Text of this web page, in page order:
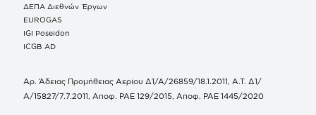
ΔΕΠΑ Διεθνών Έργων
EUROGAS
IGI Poseidon
ICGB AD
Αρ. Άδειας Προμήθειας Αερίου Δ1/Α/26859/18.1.2011, Α.Τ. Δ1/
Α/15827/7.7.2011, Αποφ. ΡΑΕ 129/2015, Αποφ. ΡΑΕ 1445/2020